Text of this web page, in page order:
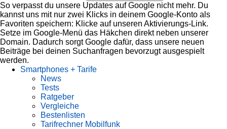
So verpasst du unsere Updates auf Google nicht mehr. Du
kannst uns mit nur zwei Klicks in deinem Google-Konto als
Favoriten speichern: Klicke auf unseren Aktivierungs-Link.
Setze im Google-Menü das Häkchen direkt neben unserer
Domain. Dadurch sorgt Google dafür, dass unsere neuen
Beiträge bei deinen Suchanfragen bevorzugt ausgespielt
werden.
Smartphones + Tarife
News
Tests
Ratgeber
Vergleiche
Bestenlisten
Tarifrechner Mobilfunk